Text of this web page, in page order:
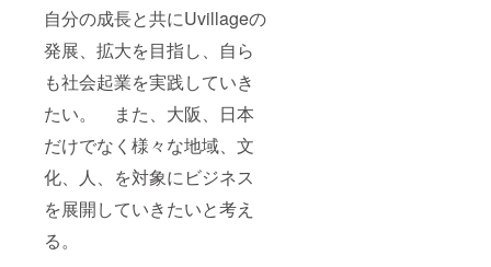
自分の成長と共にUvillageの
発展、拡大を目指し、自ら
も社会起業を実践していき
たい。 また、大阪、日本
だけでなく様々な地域、文
化、人、を対象にビジネス
を展開していきたいと考え
る。